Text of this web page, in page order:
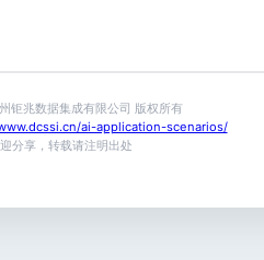
钜兆数据集成有限公司 版权所有
ai-application-scenarios/
分享，转载请注明出处